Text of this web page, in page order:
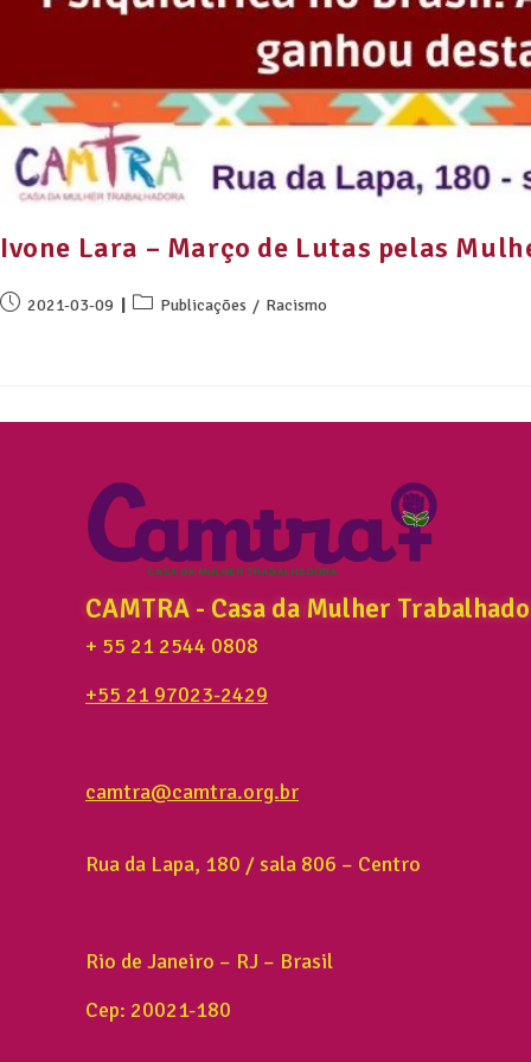
Ivone Lara – Março de Lutas pelas
2021-03-09 Publicações / Racismo
CAMTRA - Casa da Mulher
+ 55 21 2544 0808
+55 21 97023-2429
camtra@camtra.org.br
Rua da Lapa, 180 / sala 806 – Centro
Rio de Janeiro – RJ – Brasil
Cep: 20021-180